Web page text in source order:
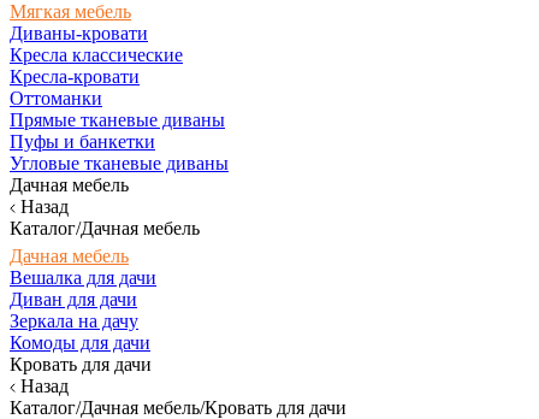
Мягкая мебель
Диваны-кровати
Кресла классические
Кресла-кровати
Оттоманки
Прямые тканевые диваны
Пуфы и банкетки
Угловые тканевые диваны
Дачная мебель
Назад
Каталог/Дачная мебель
Дачная мебель
Вешалка для дачи
Диван для дачи
Зеркала на дачу
Комоды для дачи
Кровать для дачи
Назад
Каталог/Дачная мебель/Кровать для дачи